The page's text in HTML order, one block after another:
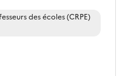
des écoles (CRPE)